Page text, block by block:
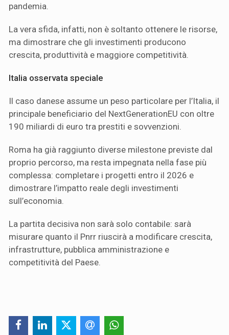
pandemia.
La vera sfida, infatti, non è soltanto ottenere le risorse,
ma dimostrare che gli investimenti producono
crescita, produttività e maggiore competitività.
Italia osservata speciale
Il caso danese assume un peso particolare per l’Italia, il
principale beneficiario del NextGenerationEU con oltre
190 miliardi di euro tra prestiti e sovvenzioni.
Roma ha già raggiunto diverse milestone previste dal
proprio percorso, ma resta impegnata nella fase più
complessa: completare i progetti entro il 2026 e
dimostrare l’impatto reale degli investimenti
sull’economia.
La partita decisiva non sarà solo contabile: sarà
misurare quanto il Pnrr riuscirà a modificare crescita,
infrastrutture, pubblica amministrazione e
competitività del Paese.